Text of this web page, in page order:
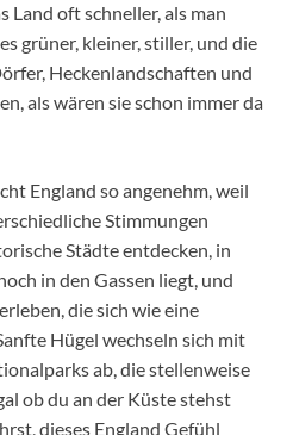
Land oft schneller, als man
grüner, kleiner, stiller, und die
Heckenlandschaften und
als wären sie schon immer da
England so angenehm, weil
Stimmungen
Städte entdecken, in
in den Gassen liegt, und
die sich wie eine
Hügel wechseln sich mit
ab, die stellenweise
ob du an der Küste stehst
dieses England Gefühl